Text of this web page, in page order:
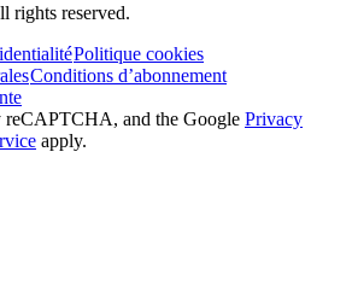
rights reserved.
Politique cookies
Conditions d’abonnement
reCAPTCHA, and the Google Privacy
apply.